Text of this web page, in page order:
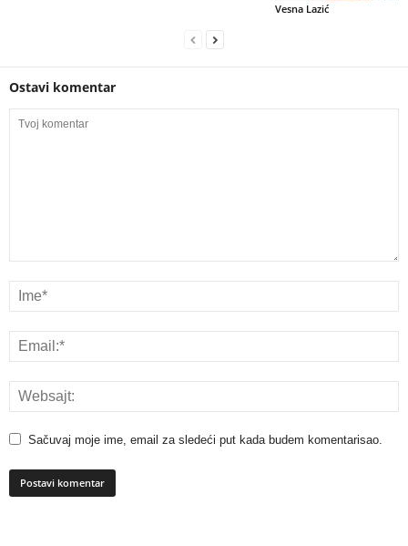
Vesna Lazić
Ostavi komentar
Sačuvaj moje ime, email za sledeći put kada budem komentarisao.